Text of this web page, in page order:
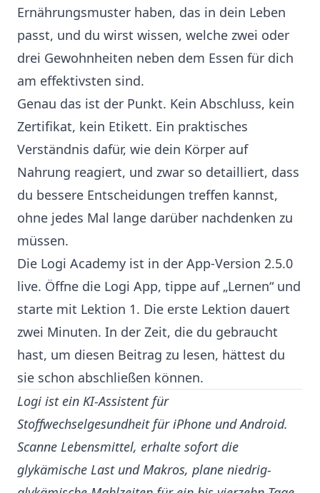
Ernährungsmuster haben, das in dein Leben
passt, und du wirst wissen, welche zwei oder
drei Gewohnheiten neben dem Essen für dich
am effektivsten sind.
Genau das ist der Punkt. Kein Abschluss, kein
Zertifikat, kein Etikett. Ein praktisches
Verständnis dafür, wie dein Körper auf
Nahrung reagiert, und zwar so detailliert, dass
du bessere Entscheidungen treffen kannst,
ohne jedes Mal lange darüber nachdenken zu
müssen.
Die Logi Academy ist in der App-Version 2.5.0
live. Öffne die Logi App, tippe auf „Lernen“ und
starte mit Lektion 1. Die erste Lektion dauert
zwei Minuten. In der Zeit, die du gebraucht
hast, um diesen Beitrag zu lesen, hättest du
sie schon abschließen können.
Logi ist ein KI-Assistent für
Stoffwechselgesundheit für iPhone und Android.
Scanne Lebensmittel, erhalte sofort die
glykämische Last und Makros, plane niedrig-